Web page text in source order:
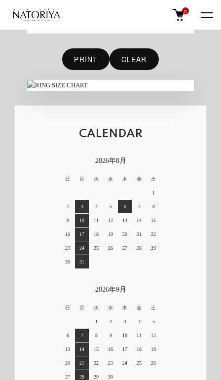
0
PRINT CLEAR
CALENDAR
2026年8月
日 月 火 水 木 金 土
1
2 3 4 5 6 7 8
9 10 11 12 13 14 15
16 17 18 19 20 21 22
23 24 25 26 27 28 29
30 31
2026年9月
日 月 火 水 木 金 土
1 2 3 4 5
6 7 8 9 10 11 12
13 14 15 16 17 18 19
20 21 22 23 24 25 26
27 28 29 30